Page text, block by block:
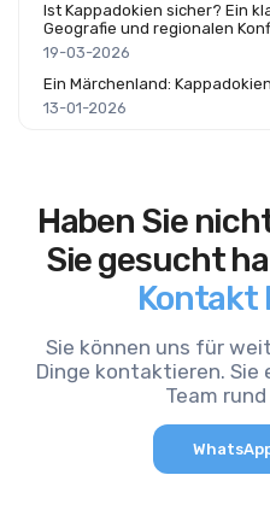
Ist Kappadokien sicher? Ein
Geografie und regionalen
19-03-2026
Ein Märchenland: Kappadokien
13-01-2026
Haben Sie
Sie gesucht
Kontakt
Sie können uns für
Dinge kontaktieren. Sie
Team